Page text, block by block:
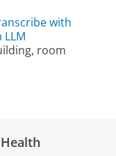
with
room